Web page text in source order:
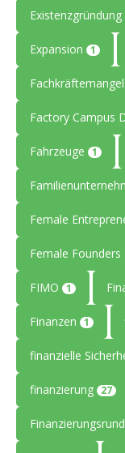
Existenzgründung
Expansion 1
Factory Campus
Fahrzeuge 1
Female
Female Founders
FIMO 1
Finanzen 1
finanzielle
finanzierung 27